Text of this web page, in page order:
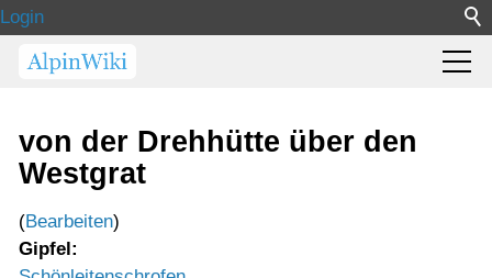
Login
von der Drehhütte über den
Westgrat
(Bearbeiten)
Gipfel: